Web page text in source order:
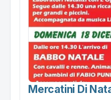
Mercatini Di